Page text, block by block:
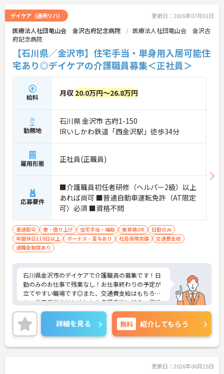
デイケア（通所リハ） 更新日：2026年07月01日
医療法人社団竜山会 金沢古府記念病院
医療法人社団竜山会 金沢古
府記念病院
【石川県／金沢市】住宅手当・単身用入居可能住
宅あり◎デイケアの介護職員募集＜正社員＞
給料 月収 20.0万円～26.8万円
勤務地
石川県 金沢市 古府1-150
IRいしかわ鉄道「西金沢駅」徒歩34分
雇用形態 正社員(正職員)
応募要件
■介護職員初任者研修（ヘルパー2級）以上
あれば尚可 ■普通自動車運転免許（AT限定
可）必須 ■資格不問
車通勤可 寮・借り上げ 住宅手当・補助 無資格OK
日勤のみ
年間休日110日以上
ボーナス・賞与あり 社会保険完備
交通費支給
退職金制度あり
石川県金沢市のデイケアで介護職員の募集です！日
勤のみのお仕事で残業なし！お仕事終わりの予定が
立てやすい職場です◎また、交通費支給はもちろ
ん、住宅手当をはじめとした各種手当に加え、昇給
や計3.80ヵ月分の賞与実績ありで待遇面もばっち
り！あなたの頑張りがしっかり評価されます♪ご興
味のある方は面接ポイントをお伝えしますので、お
気軽にご相談ください！
詳細を見る 無料 紹介してもらう
更新日：2026年06月25日